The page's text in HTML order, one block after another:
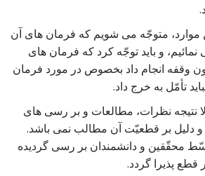
متوجّه می شویم که فرمان های آن
و باید توجّه کرد که فرمان های
وقفه انجام داد بخصوص در مورد فرمان
تأمّل به خرج داد.
نتیجه نظرات، مطالعات و بر رسی های
بر قطعیّت آن مطالب نمی باشد.
محقّقین و دانشمندان بر رسی گردیده
قطع پذیرا گردد.